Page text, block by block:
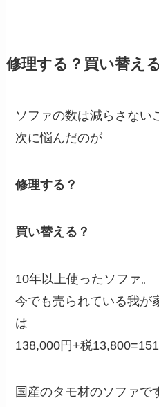
修理する？買い替え
ソファの数は減らさない
次に悩んだのが
修理する？
買い替える？
10年以上使ったソファ。
今でも売られている我が
は
138,000円+税
国産のタモ材のソファで